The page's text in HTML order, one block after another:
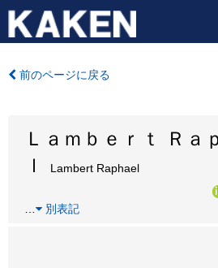
前のページに戻る
Ｌａｍｂｅｒｔ Ｒａ
ｌ
Lambert Raphael
別表記